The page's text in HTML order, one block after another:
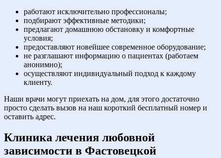
работают исключительно профессионалы;
подбирают эффективные методики;
предлагают домашнюю обстановку и комфортные
условия;
предоставляют новейшее современное оборудование;
не разглашают информацию о пациентах (работаем
анонимно);
осуществляют индивидуальный подход к каждому
клиенту.
Наши врачи могут приехать на дом, для этого достаточно
просто сделать вызов на наш короткий бесплатный номер и
оставить адрес.
Клиника лечения любовной
зависимости в Фастовецкой